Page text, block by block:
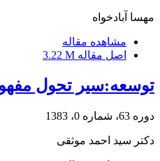
مهسا آبادخواه
مشاهده مقاله
اصل مقاله 3.22 M
توسعه:سیر تحول
دوره 63، شماره 0، 1383
دکتر سید احمد موثقی